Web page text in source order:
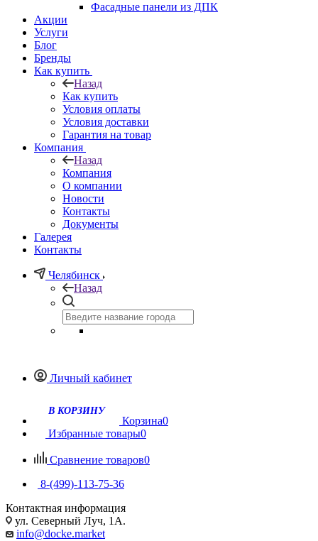
Фасадные панели из ДПК
Акции
Услуги
Блог
Бренды
Как купить
Назад
Как купить
Условия оплаты
Условия доставки
Гарантия на товар
Компания
Назад
Компания
О компании
Новости
Контакты
Документы
Галерея
Контакты
Челябинск
Назад
Личный кабинет
Корзина0
Избранные товары0
Сравнение товаров0
8-(499)-113-75-36
Контактная информация
ул. Северный Луч, 1А.
info@docke.market